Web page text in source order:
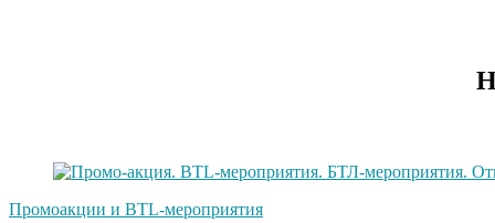
Промоакции и BTL-мероприятия